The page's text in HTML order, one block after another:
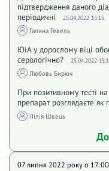
підтвердження даного
періодичні
25.04.2022 15:15
Галина Гевель
ЮiА у дорослому віці
серологічно?
25.04.2022
Любовь Бирюч
При позитивному тесті
препарат розглядаєте як
Лілія Швець
07 липня 2022 року o 17:00